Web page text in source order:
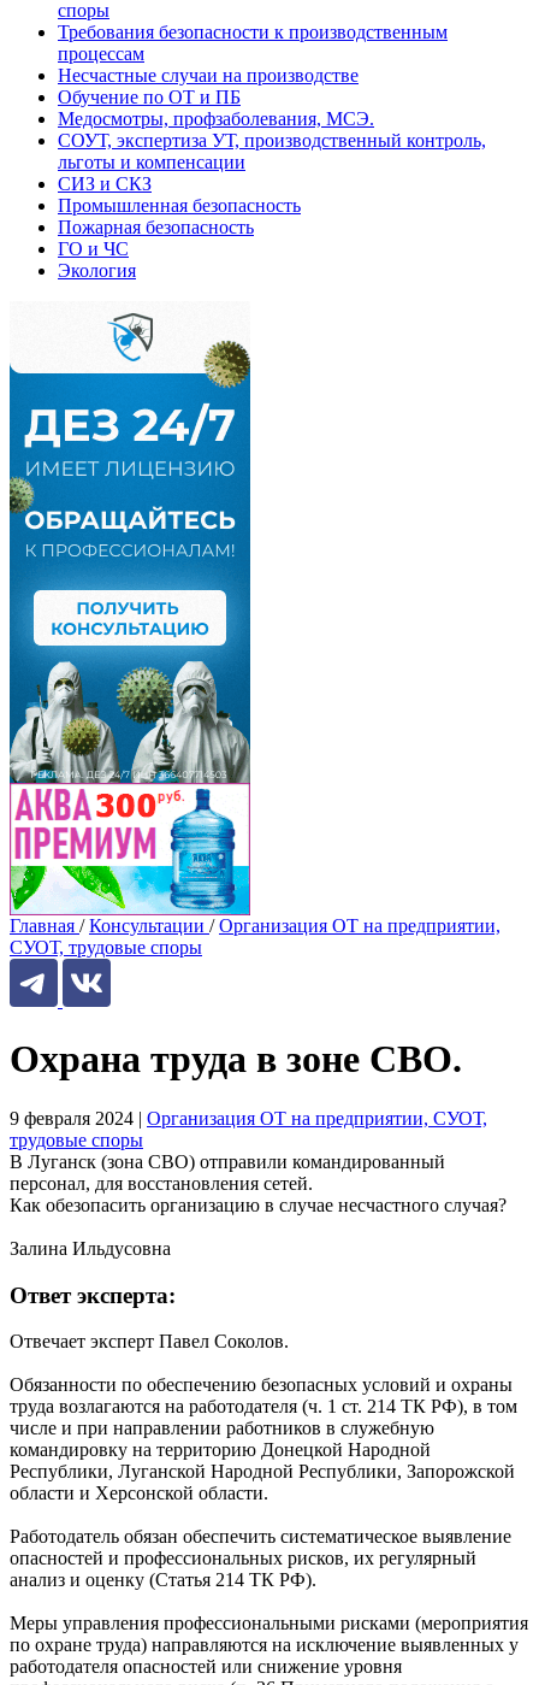
споры
Требования безопасности к производственным
процессам
Несчастные случаи на производстве
Обучение по ОТ и ПБ
Медосмотры, профзаболевания, МСЭ.
СОУТ, экспертиза УТ, производственный контроль,
льготы и компенсации
СИЗ и СКЗ
Промышленная безопасность
Пожарная безопасность
ГО и ЧС
Экология
Главная / Консультации / Организация ОТ на предприятии,
СУОТ, трудовые споры
Охрана труда в зоне СВО.
9 февраля 2024 | Организация ОТ на предприятии, СУОТ,
трудовые споры
В Луганск (зона СВО) отправили командированный
персонал, для восстановления сетей.
Как обезопасить организацию в случае несчастного случая?
Залина Ильдусовна
Ответ эксперта:
Отвечает эксперт Павел Соколов.
Обязанности по обеспечению безопасных условий и охраны
труда возлагаются на работодателя (ч. 1 ст. 214 ТК РФ), в том
числе и при направлении работников в служебную
командировку на территорию Донецкой Народной
Республики, Луганской Народной Республики, Запорожской
области и Херсонской области.
Работодатель обязан обеспечить систематическое выявление
опасностей и профессиональных рисков, их регулярный
анализ и оценку (Статья 214 ТК РФ).
Меры управления профессиональными рисками (мероприятия
по охране труда) направляются на исключение выявленных у
работодателя опасностей или снижение уровня